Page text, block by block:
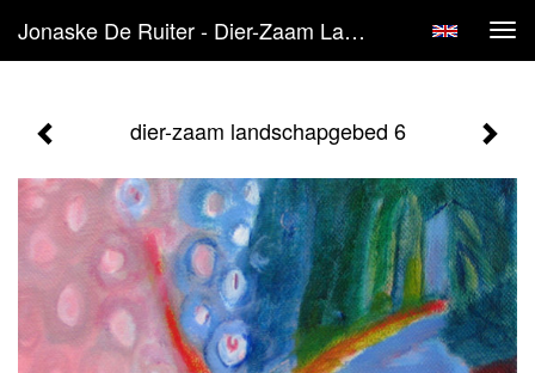
Jonaske De Ruiter - Dier-Zaam Landschapgebed 6
dier-zaam landschapgebed 6